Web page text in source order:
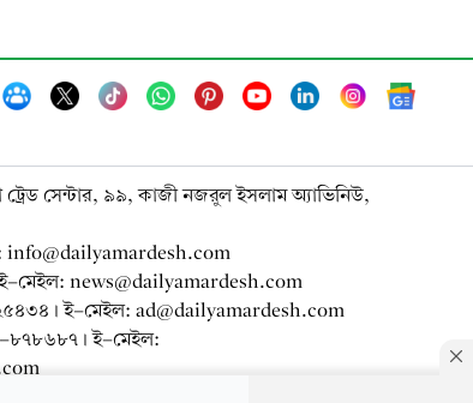
বিষয়টি ওমানের সঙ্গে চলমান আলোচনার সঙ্গে
কোনোভাবেই সম্পর্কিত নয়।
ট্রেড সেন্টার, ৯৯, কাজী নজরুল ইসলাম অ্যাভিনিউ,
মেইল: news@dailyamardesh.com
। ই-মেইল: ad@dailyamardesh.com
। ই-মেইল: